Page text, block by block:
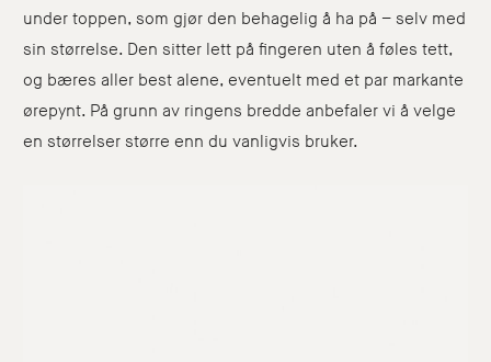
under toppen, som gjør den behagelig å ha på – selv med
sin størrelse. Den sitter lett på fingeren uten å føles tett,
og bæres aller best alene, eventuelt med et par markante
ørepynt. På grunn av ringens bredde anbefaler vi å velge
en størrelser større enn du vanligvis bruker.